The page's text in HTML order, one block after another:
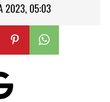
2023, 05:03